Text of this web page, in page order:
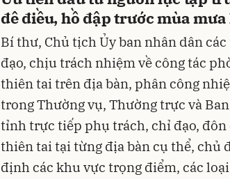
đê điều, hồ đập trước mùa
Bí thư, Chủ tịch Ủy ban nhân dân
đạo, chịu trách nhiệm về công tác
thiên tai trên địa bàn, phân công
trong Thường vụ, Thường trực và
tỉnh trực tiếp phụ trách, chỉ đạo, đôn
thiên tai tại từng địa bàn cụ thể, chủ
định các khu vực trọng điểm, các